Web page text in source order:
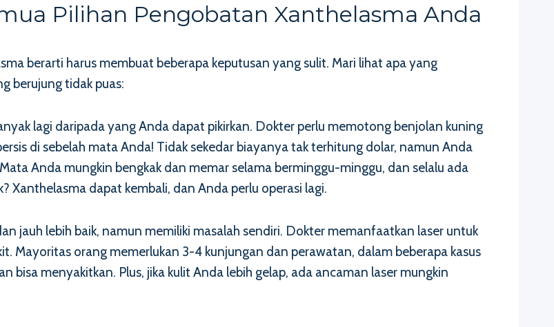
Pilihan Pengobatan Xanthelasma Anda
berarti harus membuat beberapa keputusan yang sulit. Mari lihat apa yang
berujung tidak puas:
lagi daripada yang Anda dapat pikirkan. Dokter perlu memotong benjolan kuning
di sebelah mata Anda! Tidak sekedar biayanya tak terhitung dolar, namun Anda
Anda mungkin bengkak dan memar selama berminggu-minggu, dan selalu ada
Xanthelasma dapat kembali, dan Anda perlu operasi lagi.
jauh lebih baik, namun memiliki masalah sendiri. Dokter memanfaatkan laser untuk
Mayoritas orang memerlukan 3-4 kunjungan dan perawatan, dalam beberapa kasus
bisa menyakitkan. Plus, jika kulit Anda lebih gelap, ada ancaman laser mungkin